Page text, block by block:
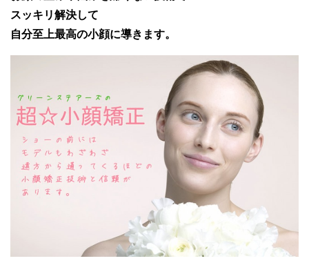
スッキリ解決して
自分至上最高の小顔に導きます。